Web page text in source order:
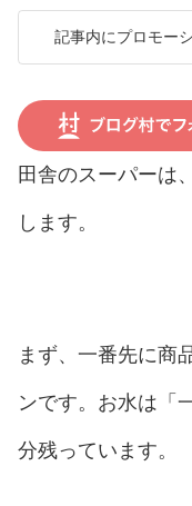
記事内にプロモー
田舎のスーパーは
します。
まず、一番先に商
ンです。お水は「
分残っています。